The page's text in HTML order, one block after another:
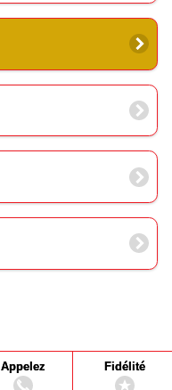
Appelez Fidélité